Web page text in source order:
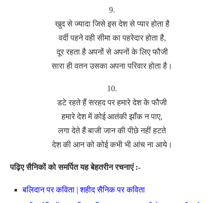
9.
खुद से ज्यादा जिसे इस देश से प्यार होता है
वर्दी पहने वही सीमा का पहरेदार होता है,
दूर रहता है अपनों से अपनों के लिए फौजी
सारा ही वतन उसका अपना परिवार होता है।
10.
डटे रहते हैं सरहद पर हमारे देश के फौजी
हमारे देश में कोई आतंकी झाँक न पाए,
लगा देते हैं बाजी जान की पीछे नहीं हटते
देश की आन को कोई कभी भी आंच ना आये।
पढ़िए सैनिकों को समर्पित यह बेहतरीन रचनाएं :-
बलिदान पर कविता | शहीद सैनिक पर कविता